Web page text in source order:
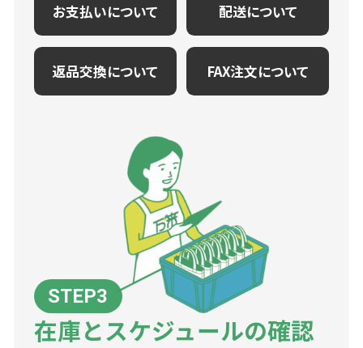
お支払いについて 配送について
返品交換について FAX注文について
在庫とスケジュールの確認